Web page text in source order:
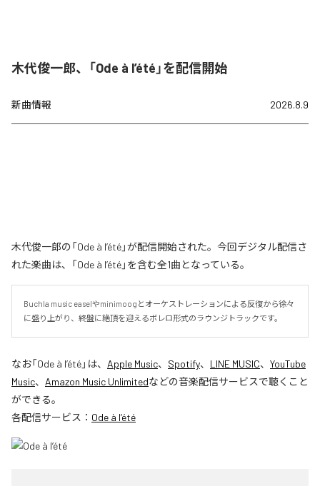
木代俊一郎、「Ode à l’été」を配信開始
新曲情報 2026.8.9
木代俊一郎の「Ode à l’été」が配信開始された。今回デジタル配信さ
れた楽曲は、「Ode à l’été」を含む全1曲となっている。
Buchla music easelやminimoogとオーケストレーションによる反復から徐々
に盛り上がり、終盤に絶頂を迎えるボレロ形式のラウンジトラックです。
なお「Ode à l’été」は、 Apple Music、 Spotify、 LINE MUSIC、 YouTube
Music、 Amazon Music Unlimitedなどの音楽配信サービスで聴くこと
ができる。
各配信サービス： Ode à l’été